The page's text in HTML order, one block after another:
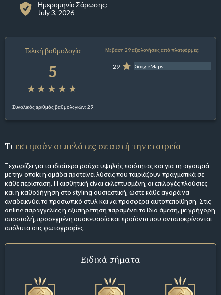
Ημερομηνία Σάρωσης:
July 3, 2026
Τελική βαθμολογία
5
Συνολικός αριθμός βαθμολογιών: 29
Με βάση 29 αξιολογήσεις από πλατφόρμες:
29 GoogleMaps
Τι εκτιμούν οι πελάτες σε αυτή την εταιρεία
Ξεχωρίζει για τα ιδιαίτερα ρούχα υψηλής ποιότητας και για τη σιγουριά
με την οποία η ομάδα προτείνει λύσεις που ταιριάζουν πραγματικά σε
κάθε περίσταση. Η αισθητική είναι εκλεπτυσμένη, οι επιλογές πλούσιες
και η καθοδήγηση στο styling ουσιαστική, ώστε κάθε αγορά να
αναδεικνύει το προσωπικό στυλ και να προσφέρει αυτοπεποίθηση. Στις
online παραγγελίες η εξυπηρέτηση παραμένει το ίδιο άμεση, με γρήγορη
αποστολή, προσεγμένη συσκευασία και προϊόντα που ανταποκρίνονται
απόλυτα στις φωτογραφίες.
Ειδικά σήματα